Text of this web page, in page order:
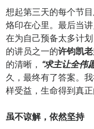
想起第三天的每个节
烙印在心里。最后当
在为自己预备太多计
的讲员之一的许钧凯
的清晰， “求主让全伟
久，最终有了答案。
样受益，生命得到真正
虽不谅解，依然坚持